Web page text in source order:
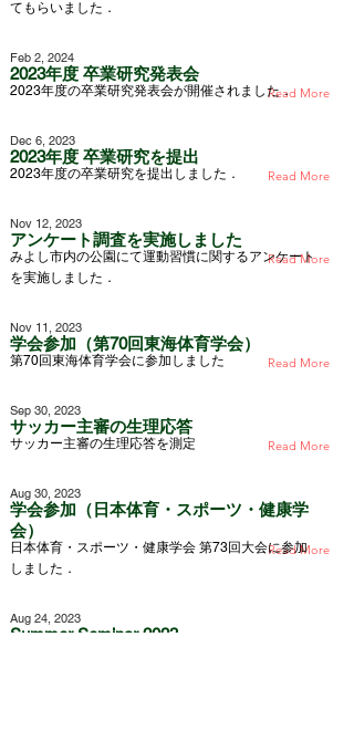
てもらいました．
Feb 2, 2024
2023年度 卒業研究発表会
Read More
2023年度の卒業研究発表会が開催されました．
Dec 6, 2023
2023年度 卒業研究を提出
Read More
2023年度の卒業研究を提出しました．
Nov 12, 2023
アンケート調査を実施しました
Read More
みよし市内の公園にて運動習慣に関するアンケート
を実施しました．
Nov 11, 2023
学会参加（第70回東海体育学会）
Read More
第70回東海体育学会に参加しました
Sep 30, 2023
サッカー主審の生理応答
Read More
サッカー主審の生理応答を測定
Aug 30, 2023
学会参加（日本体育・スポーツ・健康学
会）
Read More
日本体育・スポーツ・健康学会 第73回大会に参加
しました．
Aug 24, 2023
Summer Seminar 2023